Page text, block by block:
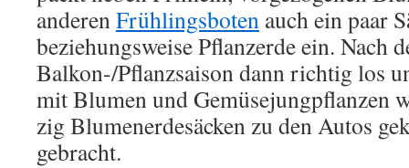
anderenFrühlingsboten auch ein paar
beziehungsweise Pflanzerde ein. Nach
Balkon-/Pflanzsaison dann richtig los
mit Blumen und Gemüsejungpflanzen
zig Blumenerdesäcken zu den Autos
gebracht.